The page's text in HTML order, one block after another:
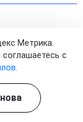
Метрика.
с